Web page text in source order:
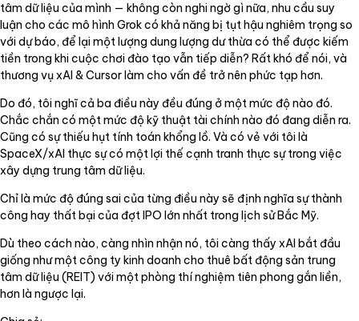
tâm dữ liệu của mình — không còn nghi ngờ gì nữa, nhu cầu suy
luận cho các mô hình Grok có khả năng bị tụt hậu nghiêm trọng so
với dự báo, để lại một lượng dung lượng dư thừa có thể được kiếm
tiền trong khi cuộc chơi đào tạo vẫn tiếp diễn? Rất khó để nói, và
thương vụ xAI & Cursor làm cho vấn đề trở nên phức tạp hơn.
Do đó, tôi nghĩ cả ba điều này đều đúng ở một mức độ nào đó.
Chắc chắn có một mức độ kỹ thuật tài chính nào đó đang diễn ra.
Cũng có sự thiếu hụt tính toán khổng lồ. Và có vẻ với tôi là
SpaceX/xAI thực sự có một lợi thế cạnh tranh thực sự trong việc
xây dựng trung tâm dữ liệu.
Chỉ là mức độ đúng sai của từng điều này sẽ định nghĩa sự thành
công hay thất bại của đợt IPO lớn nhất trong lịch sử Bắc Mỹ.
Dù theo cách nào, càng nhìn nhận nó, tôi càng thấy xAI bắt đầu
giống như một công ty kinh doanh cho thuê bất động sản trung
tâm dữ liệu (REIT) với một phòng thí nghiệm tiên phong gắn liền,
hơn là ngược lại.